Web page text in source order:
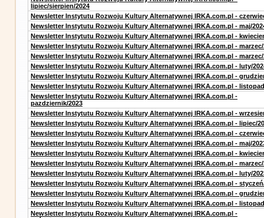
lipiec/sierpien/2024
Newsletter Instytutu Rozwoju Kultury Alternatywnej IRKA.com.pl -
Newsletter Instytutu Rozwoju Kultury Alternatywnej IRKA.com.pl - maj/
Newsletter Instytutu Rozwoju Kultury Alternatywnej IRKA.com.pl -
Newsletter Instytutu Rozwoju Kultury Alternatywnej IRKA.com.pl - marzec/
Newsletter Instytutu Rozwoju Kultury Alternatywnej IRKA.com.pl - marzec/
Newsletter Instytutu Rozwoju Kultury Alternatywnej IRKA.com.pl - luty/
Newsletter Instytutu Rozwoju Kultury Alternatywnej IRKA.com.pl -
Newsletter Instytutu Rozwoju Kultury Alternatywnej IRKA.com.pl -
Newsletter Instytutu Rozwoju Kultury Alternatywnej IRKA.com.pl -
pazdziernik/2023
Newsletter Instytutu Rozwoju Kultury Alternatywnej IRKA.com.pl -
Newsletter Instytutu Rozwoju Kultury Alternatywnej IRKA.com.pl - lipiec/
Newsletter Instytutu Rozwoju Kultury Alternatywnej IRKA.com.pl -
Newsletter Instytutu Rozwoju Kultury Alternatywnej IRKA.com.pl - maj/
Newsletter Instytutu Rozwoju Kultury Alternatywnej IRKA.com.pl -
Newsletter Instytutu Rozwoju Kultury Alternatywnej IRKA.com.pl - marzec/
Newsletter Instytutu Rozwoju Kultury Alternatywnej IRKA.com.pl - luty/
Newsletter Instytutu Rozwoju Kultury Alternatywnej IRKA.com.pl -
Newsletter Instytutu Rozwoju Kultury Alternatywnej IRKA.com.pl -
Newsletter Instytutu Rozwoju Kultury Alternatywnej IRKA.com.pl -
Newsletter Instytutu Rozwoju Kultury Alternatywnej IRKA.com.pl -